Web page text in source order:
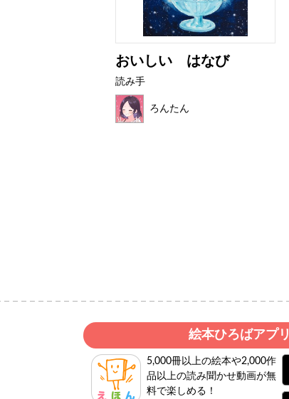
おいしい はなび
読み手
ろんたん
絵本ひろばアプリ
5,000冊以上の絵本や2,000作
品以上の読み聞かせ動画が無
料で楽しめる！